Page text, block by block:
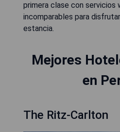
primera clase con servicios
incomparables para
estancia.
Mejores
en
The Ritz-Carlton